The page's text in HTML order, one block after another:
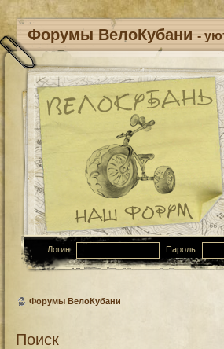
Форумы ВелоКубани -
Логин: Пароль:
Форумы ВелоКубани
Поиск